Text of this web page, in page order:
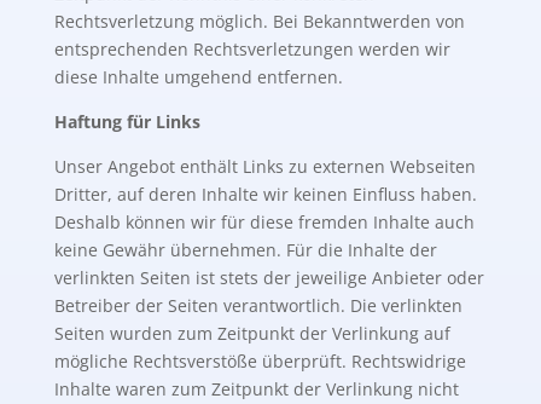
Rechtsverletzung möglich. Bei Bekanntwerden von
entsprechenden Rechtsverletzungen werden wir
diese Inhalte umgehend entfernen.
Haftung für Links
Unser Angebot enthält Links zu externen Webseiten
Dritter, auf deren Inhalte wir keinen Einfluss haben.
Deshalb können wir für diese fremden Inhalte auch
keine Gewähr übernehmen. Für die Inhalte der
verlinkten Seiten ist stets der jeweilige Anbieter oder
Betreiber der Seiten verantwortlich. Die verlinkten
Seiten wurden zum Zeitpunkt der Verlinkung auf
mögliche Rechtsverstöße überprüft. Rechtswidrige
Inhalte waren zum Zeitpunkt der Verlinkung nicht